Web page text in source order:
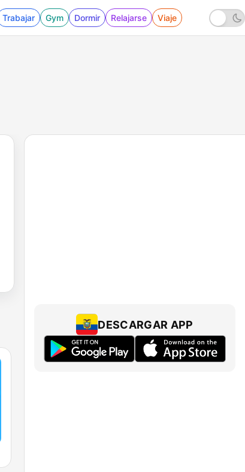
Trabajar Gym Dormir Relajarse Viaje
DESCARGAR APP